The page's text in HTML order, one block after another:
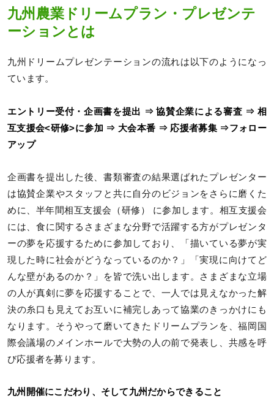
九州農業ドリームプラン・プレゼンテ
ーションとは
九州ドリームプレゼンテーションの流れは以下のようになっ
ています。
エントリー受付・企画書を提出 ⇒ 協賛企業による審査 ⇒ 相
互支援会<研修>に参加 ⇒ 大会本番 ⇒ 応援者募集 ⇒フォロー
アップ
企画書を提出した後、書類審査の結果選ばれたプレゼンター
は協賛企業やスタッフと共に自分のビジョンをさらに磨くた
めに、半年間相互支援会（研修） に参加します。相互支援会
には、食に関するさまざまな分野で活躍する方がプレゼンタ
ーの夢を応援するために参加しており、「描いている夢が実
現した時に社会がどうなっているのか？」「実現に向けてど
んな壁があるのか？」を皆で洗い出します。さまざまな立場
の人が真剣に夢を応援することで、一人では見えなかった解
決の糸口も見えてお互いに補完しあって協業のきっかけにも
なります。そうやって磨いてきたドリームプランを、福岡国
際会議場のメインホールで大勢の人の前で発表し、共感を呼
び応援者を募ります。
九州開催にこだわり、そして九州だからできること